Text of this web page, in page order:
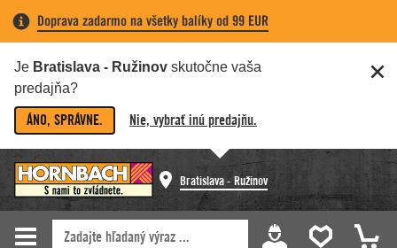
Doprava zadarmo na všetky balíky od 99 EUR
Je Bratislava - Ružinov skutočne vaša
predajňa?
ÁNO, SPRÁVNE. Nie, vybrať inú predajňu.
Bratislava - Ružinov